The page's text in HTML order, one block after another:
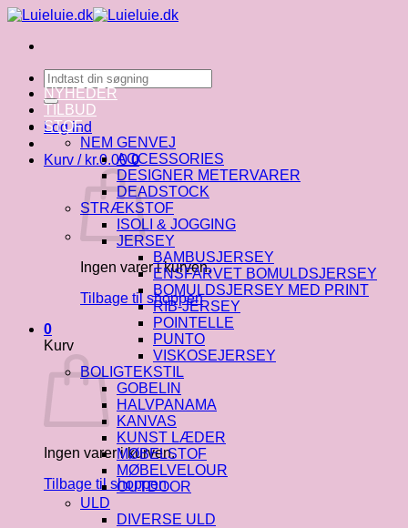
Fortsæt
indhold
Søg
efter:
Log ind
Kurv / kr.0.00 0
Ingen varer i kurven.
Tilbage til shoppen
0
Kurv
Ingen varer i kurven.
Tilbage til shoppen
NYHEDER
TILBUD
STOF
NEM GENVEJ
ACCESSORIES
DESIGNER METERVARER
DEADSTOCK
STRÆKSTOF
ISOLI & JOGGING
JERSEY
BAMBUSJERSEY
ENSFARVET BOMULDSJERSEY
BOMULDSJERSEY MED PRINT
RIB-JERSEY
POINTELLE
PUNTO
VISKOSEJERSEY
BOLIGTEKSTIL
GOBELIN
HALVPANAMA
KANVAS
KUNST LÆDER
MØBELSTOF
MØBELVELOUR
OUTDOOR
ULD
DIVERSE ULD